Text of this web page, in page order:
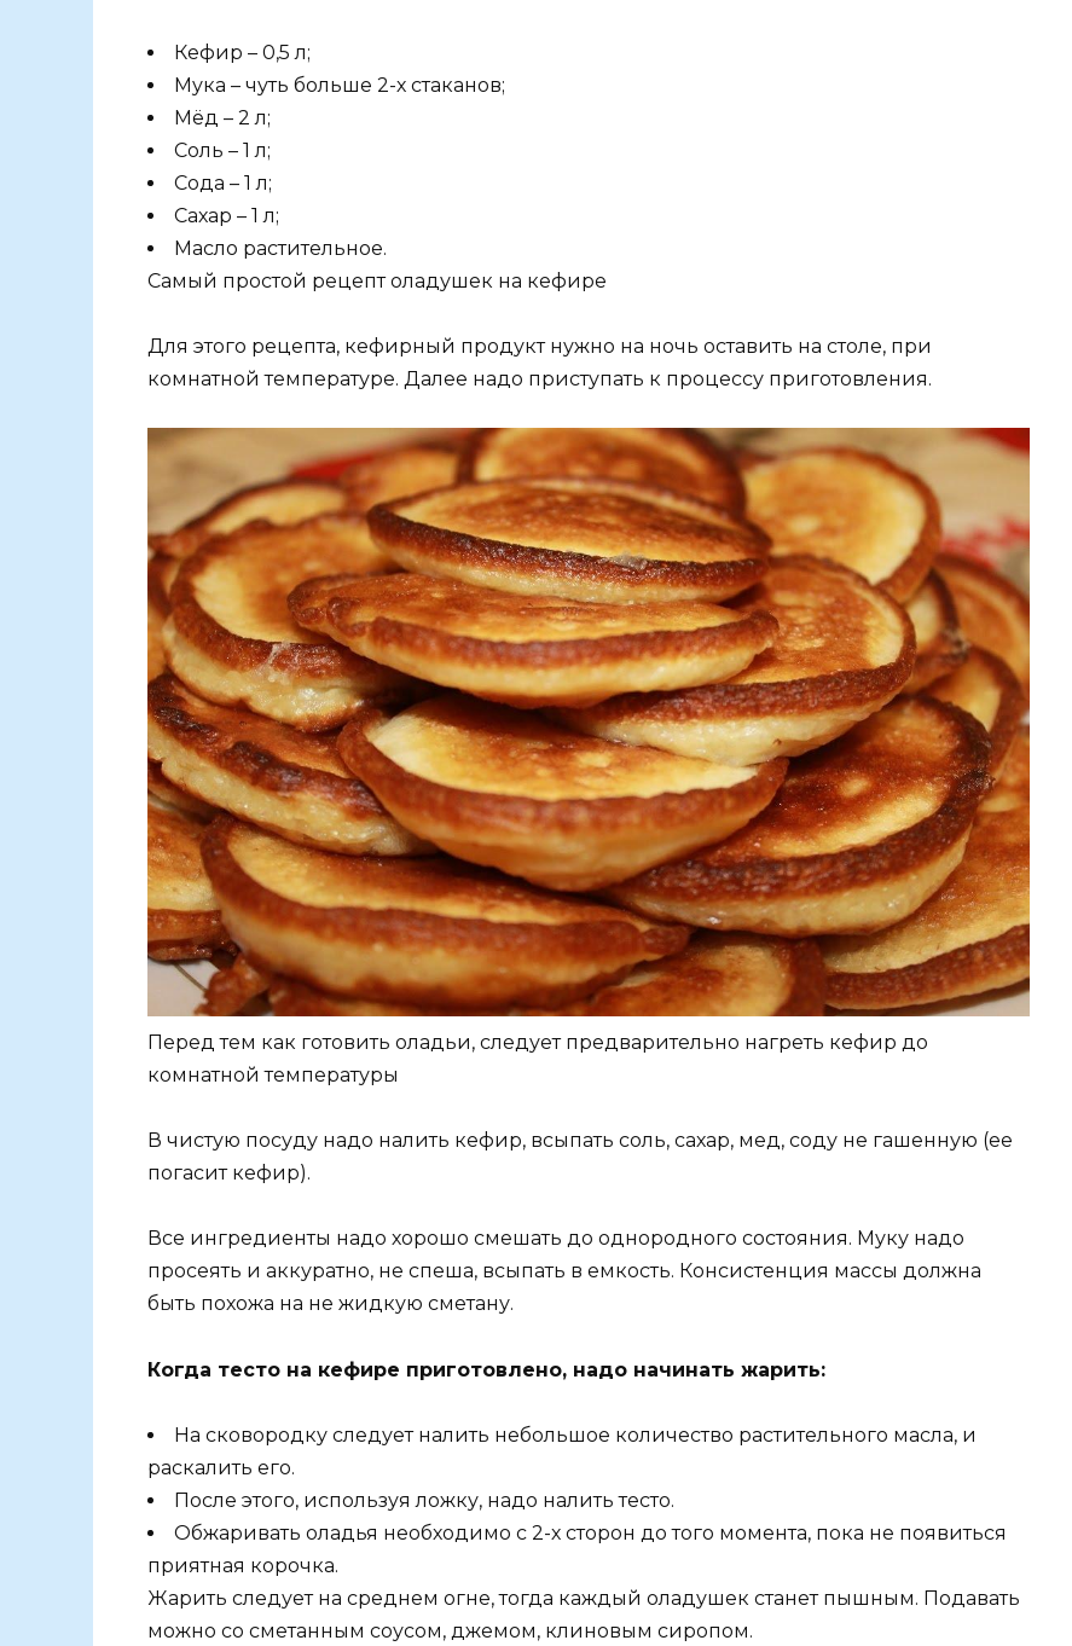
Кефир – 0,5 л;
Мука – чуть больше 2-х стаканов;
Мёд – 2 л;
Соль – 1 л;
Сода – 1 л;
Сахар – 1 л;
Масло растительное.
Самый простой рецепт оладушек на кефире
Для этого рецепта, кефирный продукт нужно на ночь оставить на столе, при
комнатной температуре. Далее надо приступать к процессу приготовления.
Перед тем как готовить оладьи, следует предварительно нагреть кефир до
комнатной температуры
В чистую посуду надо налить кефир, всыпать соль, сахар, мед, соду не гашенную (ее
погасит кефир).
Все ингредиенты надо хорошо смешать до однородного состояния. Муку надо
просеять и аккуратно, не спеша, всыпать в емкость. Консистенция массы должна
быть похожа на не жидкую сметану.
Когда тесто на кефире приготовлено, надо начинать жарить:
На сковородку следует налить небольшое количество растительного масла, и
раскалить его.
После этого, используя ложку, надо налить тесто.
Обжаривать оладья необходимо с 2-х сторон до того момента, пока не появиться
приятная корочка.
Жарить следует на среднем огне, тогда каждый оладушек станет пышным. Подавать
можно со сметанным соусом, джемом, клиновым сиропом.